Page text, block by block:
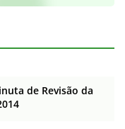
de Revisão da